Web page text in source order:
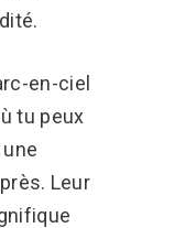
en-ciel
tu peux
Leur